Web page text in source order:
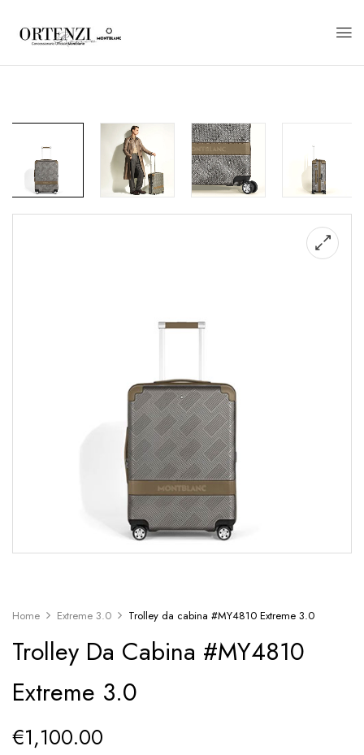
Home Extreme 3.0 Trolley da cabina #MY4810 Extreme 3.0
Trolley Da Cabina #MY4810
Extreme 3.0
€1,100.00